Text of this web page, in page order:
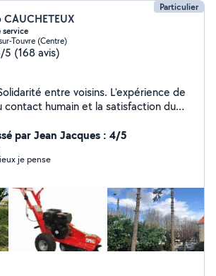
Particulier
CAUCHETEUX
service
Touvre (Centre)
5 (168 avis)
entre voisins. L'expérience de
contact humain et la satisfaction du
par Jean Jacques : 4/5
je pense